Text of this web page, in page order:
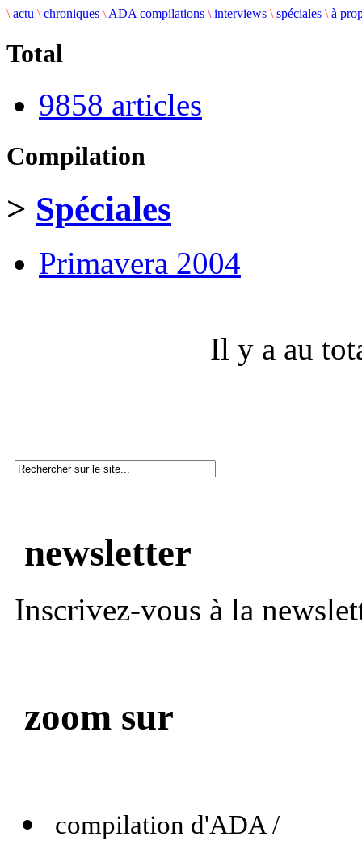
\ actu \ chroniques \ ADA compilations \ interviews \ spéciales \ à
Total
9858 articles
Compilation
> Spéciales
Primavera 2004
Il y a au
newsletter
Inscrivez-vous à la
zoom sur
compilation d'ADA /